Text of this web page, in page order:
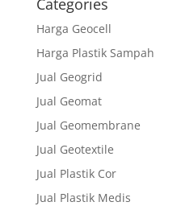
Categories
Harga Geocell
Harga Plastik Sampah
Jual Geogrid
Jual Geomat
Jual Geomembrane
Jual Geotextile
Jual Plastik Cor
Jual Plastik Medis